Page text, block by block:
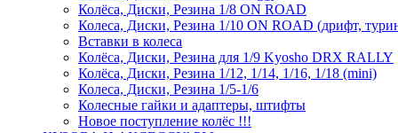
Колёса, Диски, Резина 1/8 ON ROAD
Колеса, Диски, Резина 1/10 ON ROAD (дрифт,
Вставки в колеса
Колёса, Диски, Резина для 1/9 Kyosho DRX RALLY
Колёса, Диски, Резина 1/12, 1/14, 1/16, 1/18 (mini)
Колеса, Диски, Резина 1/5-1/6
Колесные гайки и адаптеры, штифты
Новое поступление колёс !!!